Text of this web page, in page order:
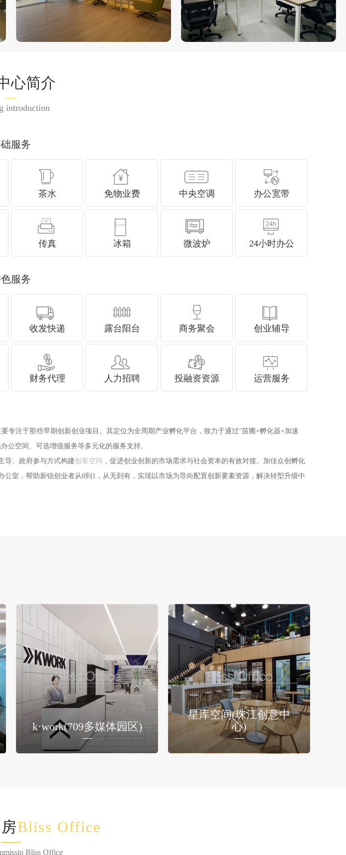
心简介
introduction
服务
茶水 免物业费 中央空调 办公宽带
传真 冰箱 微波炉 24小时办公
服务
收发快递 露台阳台 商务聚会 创业辅导
财务代理 人力招聘 投融资资源 运营服务
专注于那些早期创新创业项目。其定位为全周期产业孵化平台，致力于通过“苗圃+孵化器+加速
公空间、可选增值服务等多元化的服务支持。
导、政府参与方式构建创客空间 ，促进创业创新的市场需求与社会资本的有效对接。加佳众创孵化
室，帮助新锐创业者从0到1，从无到有，实现以市场为导向配置创新要素资源，解决转型升级中
k·work(709多媒体园区)
星库空间(珠江创意中
心)
Bliss Office
Bliss Office